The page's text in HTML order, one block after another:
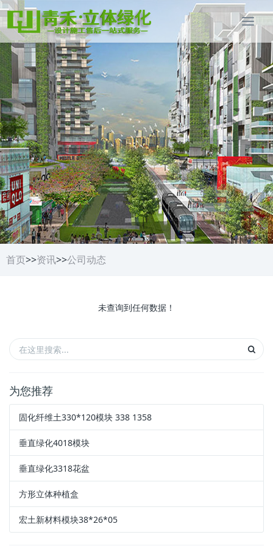
首页>>资讯>>公司动态
未查询到任何数据！
为您推荐
固化纤维土330*120模块 338 1358
垂直绿化4018模块
垂直绿化3318花盆
方形立体种植盒
宏土新材料模块38*26*05